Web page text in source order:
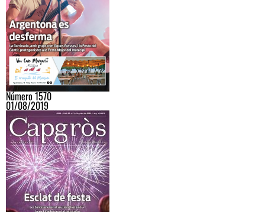
Número 1570
01/08/2019